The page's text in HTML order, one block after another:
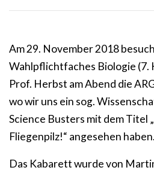
Am 29. November 2018
Wahlpflichtfaches Biologie (7.
Prof. Herbst am Abend die
wo wir uns ein sog.
Science Busters mit dem Titel
Fliegenpilz!“ angesehen haben.
Das Kabarett wurde von